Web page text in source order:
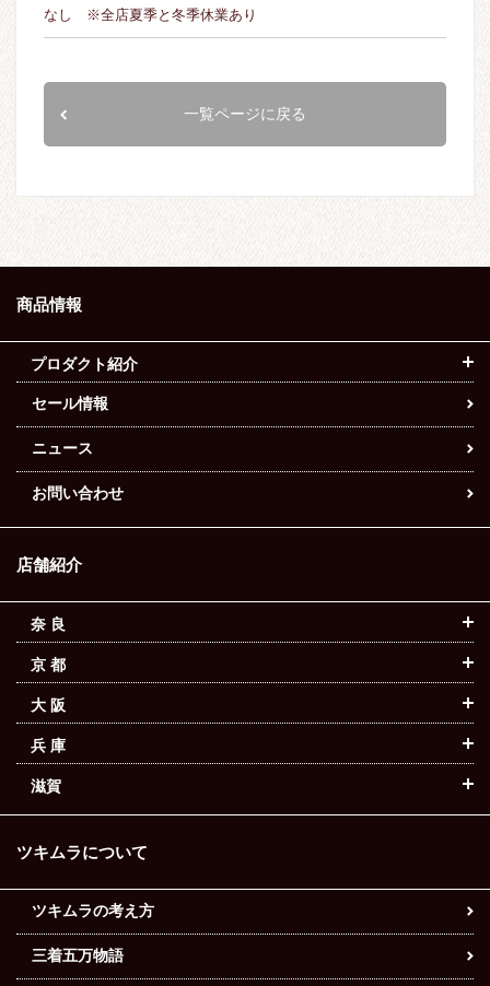
なし ※全店夏季と冬季休業あり
一覧ページに戻る
商品情報
プロダクト紹介
セール情報
ニュース
お問い合わせ
店舗紹介
奈 良
京 都
大 阪
兵 庫
滋賀
ツキムラについて
ツキムラの考え方
三着五万物語